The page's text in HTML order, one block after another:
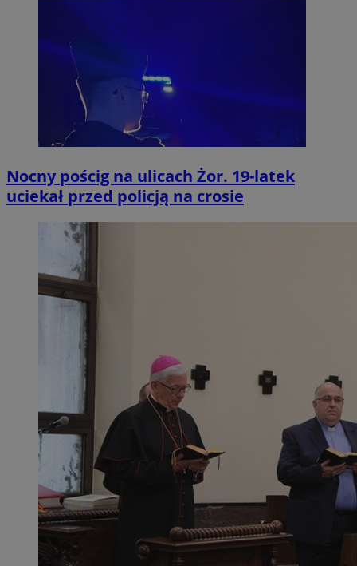
Nocny pościg na ulicach Żor. 19-latek
uciekał przed policją na crosie